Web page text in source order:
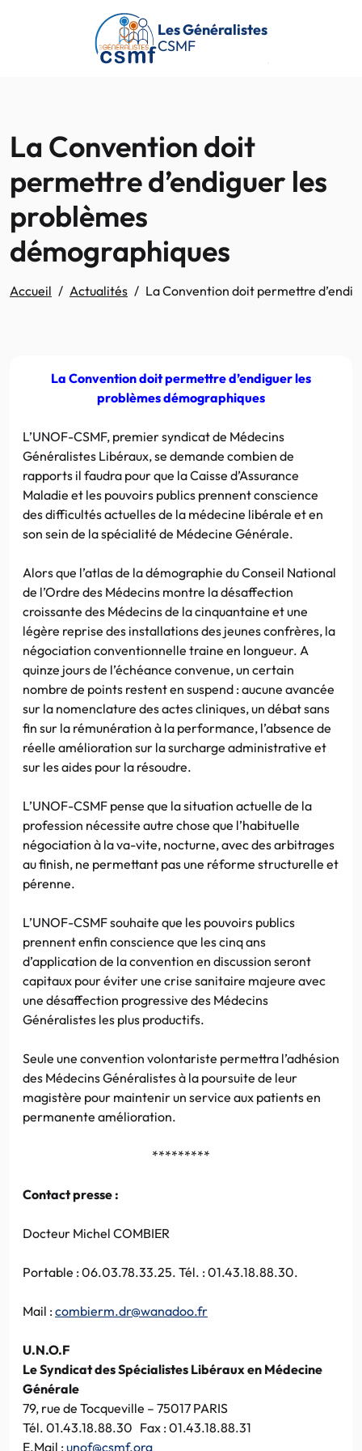
Passer au contenu principal
Les Généralistes
CSMF
La Convention doit
permettre d’endiguer les
problèmes
démographiques
Accueil Actualités La Convention doit permettre
La Convention doit permettre d’endiguer les
problèmes démographiques
L’UNOF-CSMF, premier syndicat de Médecins
Généralistes Libéraux, se demande combien de
rapports il faudra pour que la Caisse d’Assurance
Maladie et les pouvoirs publics prennent conscience
des difficultés actuelles de la médecine libérale et en
son sein de la spécialité de Médecine Générale.
Alors que l’atlas de la démographie du Conseil National
de l’Ordre des Médecins montre la désaffection
croissante des Médecins de la cinquantaine et une
légère reprise des installations des jeunes confrères, la
négociation conventionnelle traine en longueur. A
quinze jours de l’échéance convenue, un certain
nombre de points restent en suspend : aucune avancée
sur la nomenclature des actes cliniques, un débat sans
fin sur la rémunération à la performance, l’absence de
réelle amélioration sur la surcharge administrative et
sur les aides pour la résoudre.
L’UNOF-CSMF pense que la situation actuelle de la
profession nécessite autre chose que l’habituelle
négociation à la va-vite, nocturne, avec des arbitrages
au finish, ne permettant pas une réforme structurelle et
pérenne.
L’UNOF-CSMF souhaite que les pouvoirs publics
prennent enfin conscience que les cinq ans
d’application de la convention en discussion seront
capitaux pour éviter une crise sanitaire majeure avec
une désaffection progressive des Médecins
Généralistes les plus productifs.
Seule une convention volontariste permettra l’adhésion
des Médecins Généralistes à la poursuite de leur
magistère pour maintenir un service aux patients en
permanente amélioration.
*********
Contact presse :
Docteur Michel COMBIER
Portable : 06.03.78.33.25. Tél. : 01.43.18.88.30.
Mail :combierm.dr@wanadoo.fr
U.N.O.F
Le Syndicat des Spécialistes Libéraux en Médecine
Générale
79, rue de Tocqueville – 75017 PARIS
Tél. 01.43.18.88.30 Fax : 01.43.18.88.31
E.Mail :unof@csmf.org